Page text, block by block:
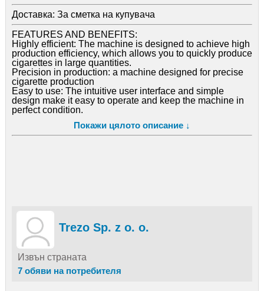
Доставка: За сметка на купувача
FEATURES AND BENEFITS:
Highly efficient: The machine is designed to achieve high
production efficiency, which allows you to quickly produce
cigarettes in large quantities.
Precision in production: a machine designed for precise
cigarette production
Easy to use: The intuitive user interface and simple
design make it easy to operate and keep the machine in
perfect condition.
perfect for factories and production plants producing
cigarettes. It is an ideal tool for companies seeking to
weight 850 kg
made in Poland
We produce all parts for the Mini Mark machine.
PHONE: +48 514 281 573
+48 32 269 20 10
Покажи цялото описание ↓
Trezo Sp. z o. o.
Извън страната
7 обяви на потребителя